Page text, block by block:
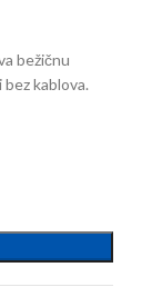
bežičnu
kablova.